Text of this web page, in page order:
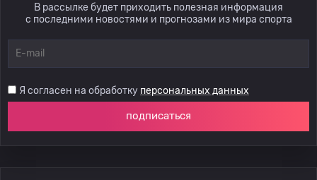
В рассылке будет приходить полезная информация
с последними новостями и прогнозами из мира спорта
Я согласен на обработку персональных данных
подписаться